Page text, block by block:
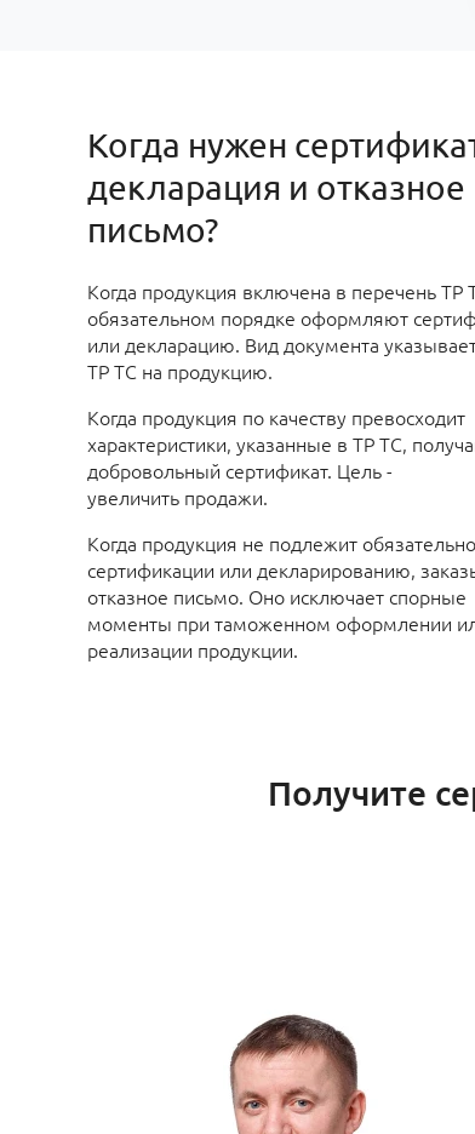
Когда нужен
декларация и отказное
письмо?
Когда продукция включена в перечень ТР
обязательном порядке оформляют
или декларацию. Вид документа
ТР ТС на продукцию.
Когда продукция по качеству превосходит
характеристики, указанные в ТР ТС,
добровольный сертификат. Цель -
увеличить продажи.
Когда продукция не подлежит
сертификации или декларированию,
отказное письмо. Оно исключает спорные
моменты при таможенном оформлении
реализации продукции.
Получите